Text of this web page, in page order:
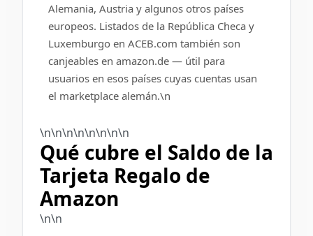
Alemania, Austria y algunos otros países
europeos. Listados de la República Checa y
Luxemburgo en ACEB.com también son
canjeables en amazon.de — útil para
usuarios en esos países cuyas cuentas usan
el marketplace alemán.\n
\n\n\n\n\n\n\n\n
Qué cubre el Saldo de la
Tarjeta Regalo de
Amazon
\n\n